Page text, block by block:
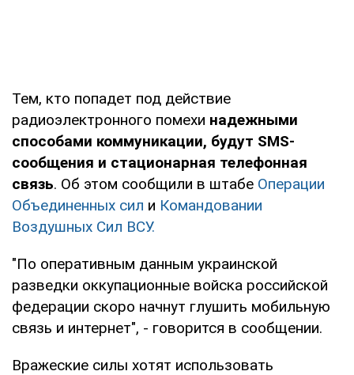
Тем, кто попадет под действие
радиоэлектронного помехи надежными
способами коммуникации, будут SMS-
сообщения и стационарная телефонная
связь. Об этом сообщили в штабе Операции
Объединенных сил и Командовании
Воздушных Сил ВСУ.
"По оперативным данным украинской
разведки оккупационные войска российской
федерации скоро начнут глушить мобильную
связь и интернет", - говорится в сообщении.
Вражеские силы хотят использовать